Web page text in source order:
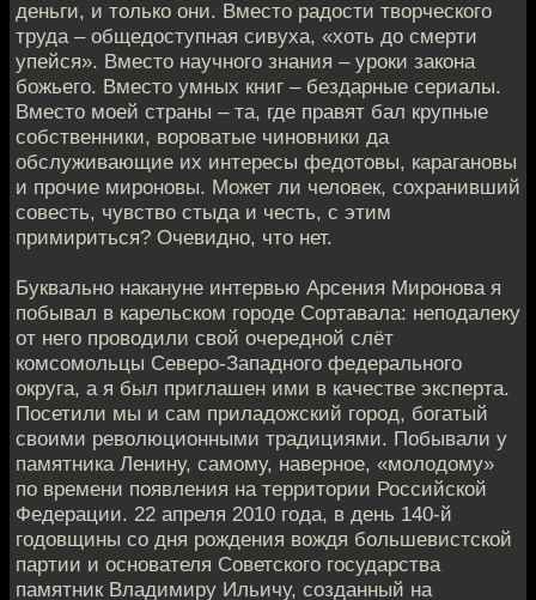
деньги, и только они. Вместо радости творческого
труда – общедоступная сивуха, «хоть до смерти
упейся». Вместо научного знания – уроки закона
божьего. Вместо умных книг – бездарные сериалы.
Вместо моей страны – та, где правят бал крупные
собственники, вороватые чиновники да
обслуживающие их интересы федотовы, карагановы
и прочие мироновы. Может ли человек, сохранивший
совесть, чувство стыда и честь, с этим
примириться? Очевидно, что нет.
Буквально накануне интервью Арсения Миронова я
побывал в карельском городе Сортавала: неподалеку
от него проводили свой очередной слёт
комсомольцы Северо-Западного федерального
округа, а я был приглашен ими в качестве эксперта.
Посетили мы и сам приладожский город, богатый
своими революционными традициями. Побывали у
памятника Ленину, самому, наверное, «молодому»
по времени появления на территории Российской
Федерации. 22 апреля 2010 года, в день 140-й
годовщины со дня рождения вождя большевистской
партии и основателя Советского государства
памятник Владимиру Ильичу, созданный на